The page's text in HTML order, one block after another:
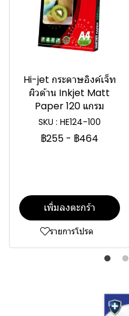
Hi-jet กระดาษอิงค์เจ็ท
ผิวด้าน Inkjet Matt
Paper 120 แกรม
SKU : HE124-100
฿255- ฿464
เพิ่มลงตะกร้า
รายการโปรด